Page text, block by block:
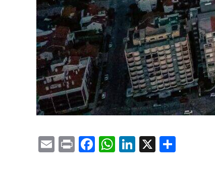
EmailPrintFacebook
WhatsApp
LinkedIn
X